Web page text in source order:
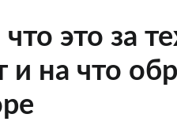
это за
и на что